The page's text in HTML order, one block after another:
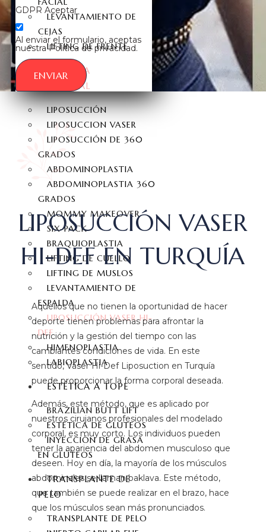
LEVANTAMIENTO DE
CEJAS
LIFTING DE FRENTE
ESTÉTICA
CORPORAL
LIPOSUCCIÓN
LIPOSUCCION VASER
LIPOSUCCIÓN DE 360
GRADOS
ABDOMINOPLASTIA
ABDOMINOPLASTIA 360
GRADOS
MOMMY MAKEOVER
SIX-PACK
BRAQUIOPLASTIA
LIFTING DE CUELLO
LIFTING DE MUSLOS
LEVANTAMIENTO DE
ESPALDA
LIPOSUCCIÓN VASER HI-
DEF
HIMENOPLASTIA
LABIOPLASTIA
ESTÉTICA A TOPE
BRAZILIAN BUTT LIFT
ESTÉTICA DE GLÚTEOS
INYECCIÓN DE GRASA
EN GLÚTEOS
TRANSPLANTE DE
PELO
TRANSPLANTE DE PELO
GDPR Aceptar
Al enviar el formulario, aceptas
nuestra Política de privacidad.
ENVIAR
LIPOSUCCIÓN VASER
HI-DEF EN TURQUÍA
Aquellos que no tienen la oportunidad de hacer
deporte tienen problemas para afrontar la
nutrición y la gestión del tiempo con las
cambiantes condiciones de vida. En este
sentido, Vaser Hi-Def Liposuction en Turquía
puede proporcionar la forma corporal deseada.
Además, este método, que es aplicado por
nuestros cirujanos profesionales del modelado
corporal, es muy corto. Los individuos pueden
tener la apariencia del abdomen musculoso que
deseen. Hoy en día, la mayoría de los músculos
abdominales se llaman baklava. Este método,
que también se puede realizar en el brazo, hace
que los músculos sean más pronunciados.